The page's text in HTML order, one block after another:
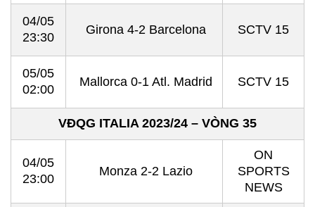
04/05
23:30
Girona 4-2 Barcelona SCTV 15
05/05
02:00
Mallorca 0-1 Atl. Madrid SCTV 15
VĐQG ITALIA 2023/24 – VÒNG 35
04/05
23:00
Monza 2-2 Lazio
ON
SPORTS
NEWS